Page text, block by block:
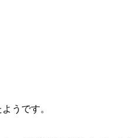
うです。